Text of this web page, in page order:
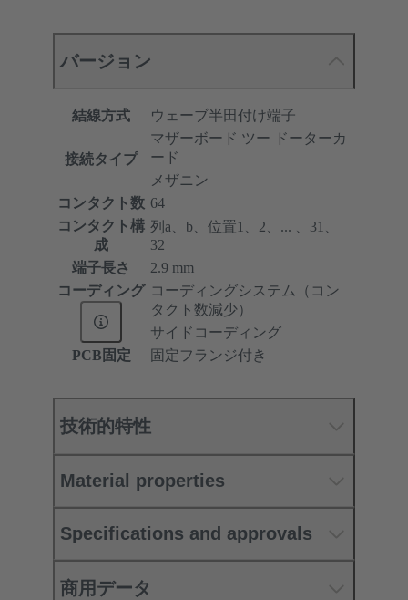
バージョン
結線方式 ウェーブ半田付け端子
接続タイプ
マザーボード ツー ドーターカ
ード
メザニン
コンタクト数 64
コンタクト構
成
列a、b、位置1、2、... 、31、
32
端子長さ
2.9 mm
コーディング コーディングシステム（コン
タクト数減少）
サイドコーディング
PCB固定
固定フランジ付き
技術的特性
Material properties
Specifications and approvals
商用データ